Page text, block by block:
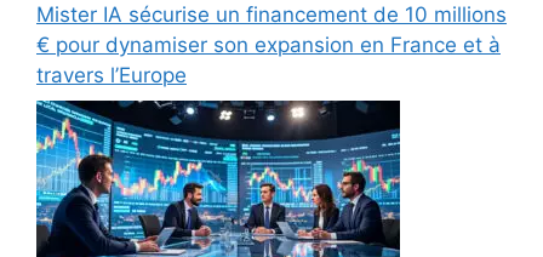
Mister IA sécurise un financement de 10 millions
€ pour dynamiser son expansion en France et à
travers l’Europe